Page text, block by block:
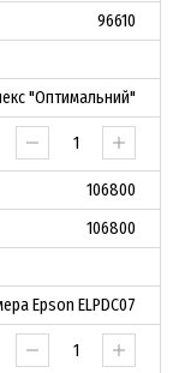
96610
"Оптимальний"
106800
106800
Epson ELPDC07